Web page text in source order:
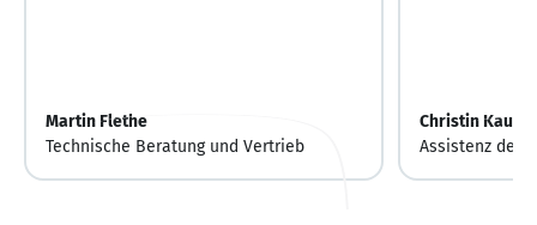
Martin Flethe
Technische Beratung und Vertrieb
Christin Kauth
Assistenz der